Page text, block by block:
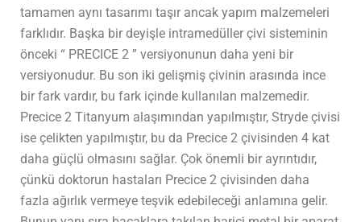
tamamen aynı tasarımı taşır ancak yapım malzemeleri
farklıdır. Başka bir deyişle intramedüller çivi sisteminin
önceki “ PRECICE 2 ” versiyonunun daha yeni bir
versiyonudur. Bu son iki gelişmiş çivinin arasında ince
bir fark vardır, bu fark içinde kullanılan malzemedir.
Precice 2 Titanyum alaşımından yapılmıştır, Stryde çivisi
ise çelikten yapılmıştır, bu da Precice 2 çivisinden 4 kat
daha güçlü olmasını sağlar. Çok önemli bir ayrıntıdır,
çünkü doktorun hastaları Precice 2 çivisinden daha
fazla ağırlık vermeye teşvik edebileceği anlamına gelir.